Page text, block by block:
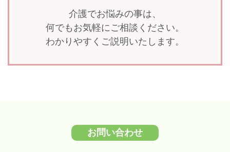
介護でお悩みの事は、
何でもお気軽にご相談ください。
わかりやすくご説明いたします。
お問い合わせ